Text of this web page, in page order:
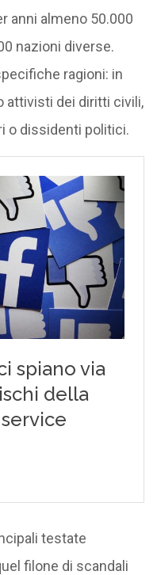
anni almeno 50.000
nazioni diverse.
ragioni: in
attivisti dei diritti civili,
o dissidenti politici.
testate
filone di scandali